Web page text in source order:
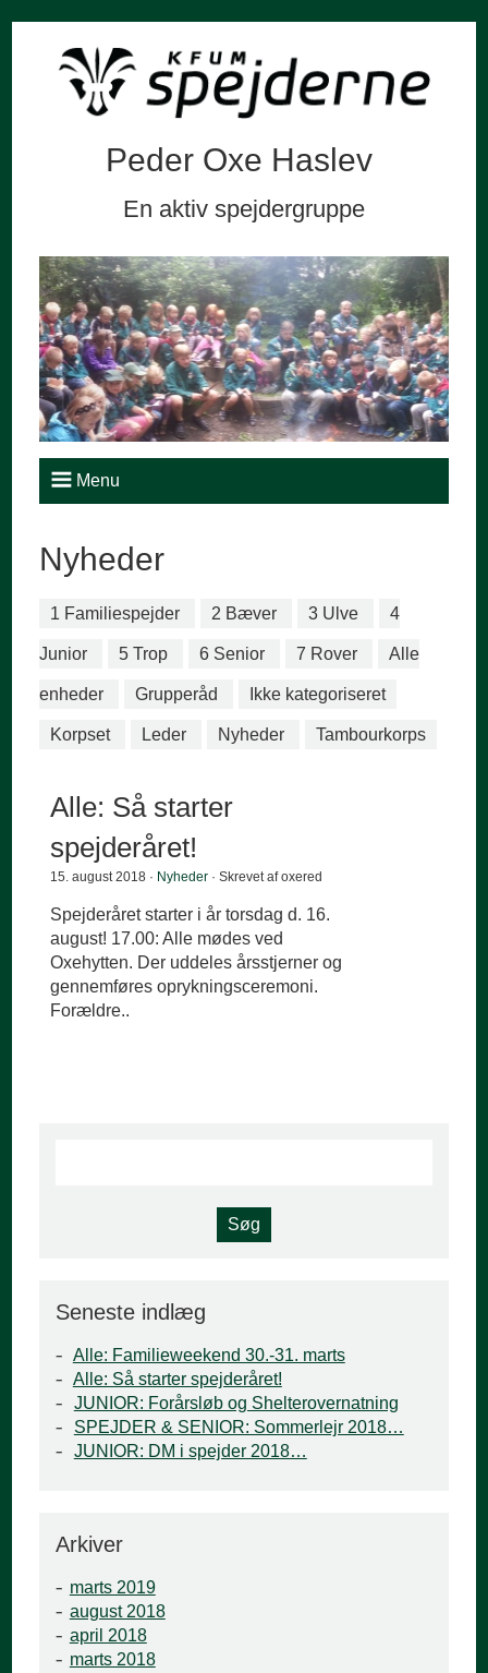
Peder Oxe Haslev
En aktiv spejdergruppe
Menu
Nyheder
1 Familiespejder 2 Bæver 3 Ulve 4
Junior 5 Trop 6 Senior 7 Rover Alle
enheder Grupperåd Ikke kategoriseret
Korpset Leder Nyheder Tambourkorps
Alle: Så starter
spejderåret!
15. august 2018 · Nyheder · Skrevet af oxered
Spejderåret starter i år torsdag d. 16.
august! 17.00: Alle mødes ved
Oxehytten. Der uddeles årsstjerner og
gennemføres oprykningsceremoni.
Forældre..
Seneste indlæg
Alle: Familieweekend 30.-31. marts
Alle: Så starter spejderåret!
JUNIOR: Forårsløb og Shelterovernatning
SPEJDER & SENIOR: Sommerlejr 2018…
JUNIOR: DM i spejder 2018…
Arkiver
marts 2019
august 2018
april 2018
marts 2018